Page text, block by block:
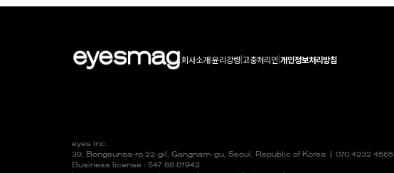
회사소개|윤리강령 고충처리인 개인정보처리방침
eyes inc.
39, Bongeunsa-ro 22-gil, Gangnam-gu, Seoul, Republic of Korea | 070 4232 4565
Business license : 547 88 01942